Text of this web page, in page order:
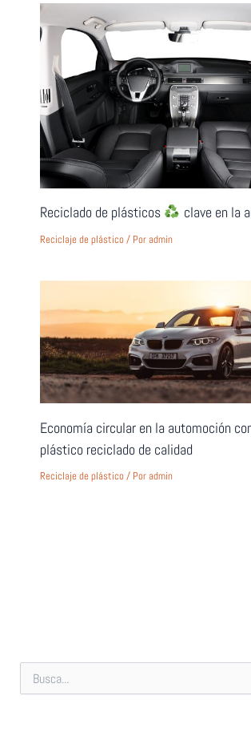
Reciclado de plásticos clave en la
Reciclaje de plástico/ Poradmin
Economía circular en la automoción
plástico reciclado de calidad
Reciclaje de plástico/ Poradmin